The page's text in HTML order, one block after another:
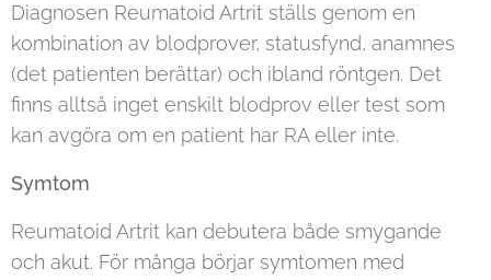
Diagnosen Reumatoid Artrit ställs genom en
kombination av blodprover, statusfynd, anamnes
(det patienten berättar) och ibland röntgen. Det
finns alltså inget enskilt blodprov eller test som
kan avgöra om en patient har RA eller inte.
Symtom
Reumatoid Artrit kan debutera både smygande
och akut. För många börjar symtomen med